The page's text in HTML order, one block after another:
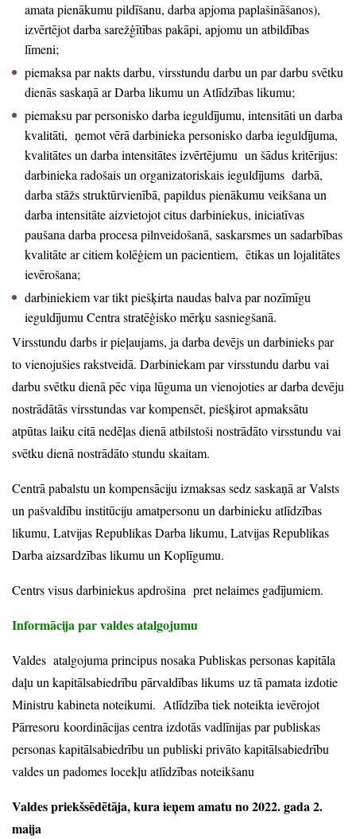
amata pienākumu pildīšanu, darba apjoma paplašināšanos),
izvērtējot darba sarežģītības pakāpi, apjomu un atbildības
līmeni;
piemaksa par nakts darbu, virsstundu darbu un par darbu svētku
dienās saskaņā ar Darba likumu un Atlīdzības likumu;
piemaksu par personisko darba ieguldījumu, intensitāti un darba
kvalitāti, ņemot vērā darbinieka personisko darba ieguldījuma,
kvalitātes un darba intensitātes izvērtējumu un šādus kritērijus:
darbinieka radošais un organizatoriskais ieguldījums darbā,
darba stāžs struktūrvienībā, papildus pienākumu veikšana un
darba intensitāte aizvietojot citus darbiniekus, iniciatīvas
paušana darba procesa pilnveidošanā, saskarsmes un sadarbības
kvalitāte ar citiem kolēģiem un pacientiem, ētikas un lojalitātes
ievērošana;
darbiniekiem var tikt piešķirta naudas balva par nozīmīgu
ieguldījumu Centra stratēģisko mērķu sasniegšanā.
Virsstundu darbs ir pieļaujams, ja darba devējs un darbinieks par
to vienojušies rakstveidā. Darbiniekam par virsstundu darbu vai
darbu svētku dienā pēc viņa lūguma un vienojoties ar darba devēju
nostrādātās virsstundas var kompensēt, piešķirot apmaksātu
atpūtas laiku citā nedēļas dienā atbilstoši nostrādāto virsstundu vai
svētku dienā nostrādāto stundu skaitam.
Centrā pabalstu un kompensāciju izmaksas sedz saskaņā ar Valsts
un pašvaldību institūciju amatpersonu un darbinieku atlīdzības
likumu, Latvijas Republikas Darba likumu, Latvijas Republikas
Darba aizsardzības likumu un Koplīgumu.
Centrs visus darbiniekus apdrošina pret nelaimes gadījumiem.
Informācija par valdes atalgojumu
Valdes atalgojuma principus nosaka Publiskas personas kapitāla
daļu un kapitālsabiedrību pārvaldības likums uz tā pamata izdotie
Ministru kabineta noteikumi. Atlīdzība tiek noteikta ievērojot
Pārresoru koordinācijas centra izdotās vadlīnijas par publiskas
personas kapitālsabiedrību un publiski privāto kapitālsabiedrību
valdes un padomes locekļu atlīdzības noteikšanu
Valdes priekšsēdētāja, kura ieņem amatu no 2022. gada 2.
maija